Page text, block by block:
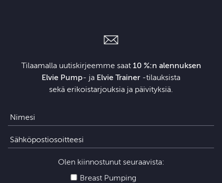
Tilaamalla uutiskirjeemme saat 10 %:n alennuksen
Elvie Pump- ja Elvie Trainer ‑tilauksista
sekä erikoistarjouksia ja päivityksiä.
Olen kiinnostunut seuraavista:
Breast Pumping